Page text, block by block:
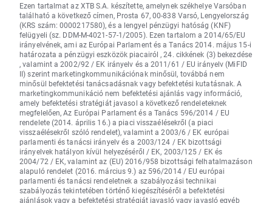
Ezen tartalmat az XTB S.A. készítette, amelynek székhelye Varsóban
található a következő címen, Prosta 67, 00-838 Varsó, Lengyelország
(KRS szám: 0000217580), és a lengyel pénzügyi hatóság (KNF)
felügyeli (sz. DDM-M-4021-57-1/2005). Ezen tartalom a 2014/65/EU
irányelvének, ami az Európai Parlament és a Tanács 2014. május 15-i
határozata a pénzügyi eszközök piacairól , 24. cikkének (3) bekezdése
, valamint a 2002/92 / EK irányelv és a 2011/61 / EU irányelv (MiFID
II) szerint marketingkommunikációnak minősül, továbbá nem
minősül befektetési tanácsadásnak vagy befektetési kutatásnak. A
marketingkommunikáció nem befektetési ajánlás vagy információ,
amely befektetési stratégiát javasol a következő rendeleteknek
megfelelően, Az Európai Parlament és a Tanács 596/2014 / EU
rendelete (2014. április 16.) a piaci visszaélésekről (a piaci
visszaélésekről szóló rendelet), valamint a 2003/6 / EK európai
parlamenti és tanácsi irányelv és a 2003/124 / EK bizottsági
irányelvek hatályon kívül helyezéséről / EK, 2003/125 / EK és
2004/72 / EK, valamint az (EU) 2016/958 bizottsági felhatalmazáson
alapuló rendelet (2016. március 9.) az 596/2014 / EU európai
parlamenti és tanácsi rendeletnek a szabályozási technikai
szabályozás tekintetében történő kiegészítéséről a befektetési
ajánlások vagy a befektetési stratégiát javasló vagy javasló egyéb